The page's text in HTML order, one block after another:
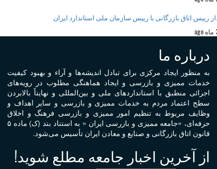
رییس اتاق بازرگانی با رییس سازمان ملی استاندارد ایران
درباره ما
به منظور ايجاد مرکزی برای تبادل انديشه‌ها و آراء و بهبود کيفيت
خدمات مميزی و بازرسی و ايجاد هماهنگی مطلوب در رويه‌های
اجرائی منطبق با استانداردهای ملی و بين‌المللی و نهايتاً بالابردن
سطح اعتماد مردم به خدمات مميزی و بازرسی و ساير اهداف و
وظايف مربوط به تنظيم امور مميزی و بازرسی فرهنگ و اخلاق
حرفه‌ای، «جامعه مميزی و بازرسی ايران « به استناد بند (ک) ماده ۵
قانون اتاق بازرگانی و صنايع و معادن ايران تأسيس می‌شود.
از آخرین اخبار جامعه مطلع شوید!